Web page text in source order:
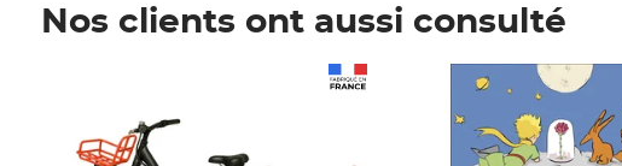
Nos clients ont aussi consulté
Prix 7,50€